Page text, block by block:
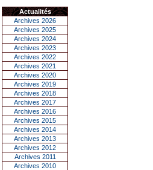
Actualités
Archives 2026
Archives 2025
Archives 2024
Archives 2023
Archives 2022
Archives 2021
Archives 2020
Archives 2019
Archives 2018
Archives 2017
Archives 2016
Archives 2015
Archives 2014
Archives 2013
Archives 2012
Archives 2011
Archives 2010